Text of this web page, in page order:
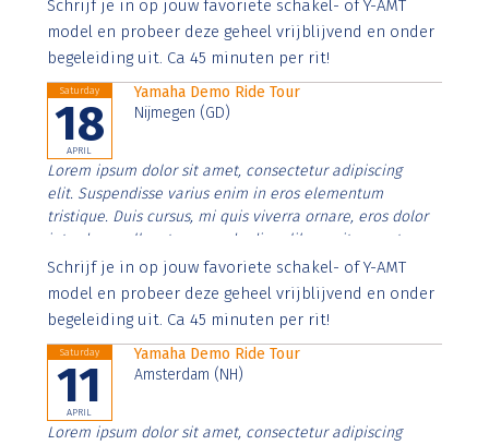
imperdiet. Nunc ut sem vitae risus tristique posuere.
Schrijf je in op jouw favoriete schakel- of Y-AMT
model en probeer deze geheel vrijblijvend en onder
begeleiding uit. Ca 45 minuten per rit!
Saturday
18
APRIL
Yamaha Demo Ride Tour
Nijmegen (GD)
Lorem ipsum dolor sit amet, consectetur adipiscing
elit. Suspendisse varius enim in eros elementum
tristique. Duis cursus, mi quis viverra ornare, eros dolor
interdum nulla, ut commodo diam libero vitae erat.
Aenean faucibus nibh et justo cursus id rutrum lorem
imperdiet. Nunc ut sem vitae risus tristique posuere.
Schrijf je in op jouw favoriete schakel- of Y-AMT
model en probeer deze geheel vrijblijvend en onder
begeleiding uit. Ca 45 minuten per rit!
Saturday
11
APRIL
Yamaha Demo Ride Tour
Amsterdam (NH)
Lorem ipsum dolor sit amet, consectetur adipiscing